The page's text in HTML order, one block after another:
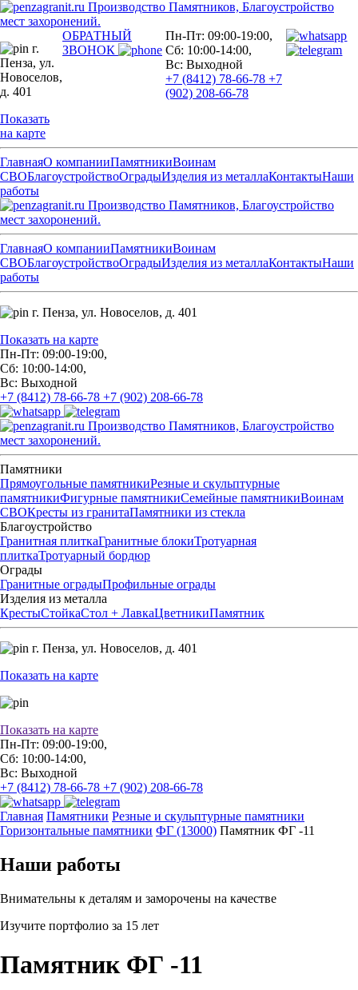
Производство Памятников, Благоустройство
мест захоронений.
г.
Пенза, ул.
Новоселов,
д. 401
Показать
на карте
ОБРАТНЫЙ
ЗВОНОК
Пн-Пт: 09:00-19:00,
Сб: 10:00-14:00,
Вс: Выходной
+7 (8412) 78-66-78 +7
(902) 208-66-78
ГлавнаяО компанииПамятникиВоинам
СВОБлагоустройствоОградыИзделия из металлаКонтактыНаши
работы
Производство Памятников, Благоустройство
мест захоронений.
ГлавнаяО компанииПамятникиВоинам
СВОБлагоустройствоОградыИзделия из металлаКонтактыНаши
работы
г. Пенза, ул. Новоселов, д. 401
Показать на карте
Пн-Пт: 09:00-19:00,
Сб: 10:00-14:00,
Вс: Выходной
+7 (8412) 78-66-78 +7 (902) 208-66-78
Производство Памятников, Благоустройство
мест захоронений.
Памятники
Прямоугольные памятникиРезные и скульптурные
памятникиФигурные памятникиСемейные памятникиВоинам
СВОКресты из гранитаПамятники из стекла
Благоустройство
Гранитная плиткаГранитные блокиТротуарная
плиткаТротуарный бордюр
Ограды
Гранитные оградыПрофильные ограды
Изделия из металла
КрестыСтойкаСтол + ЛавкаЦветникиПамятник
г. Пенза, ул. Новоселов, д. 401
Показать на карте
Показать на карте
Пн-Пт: 09:00-19:00,
Сб: 10:00-14:00,
Вс: Выходной
+7 (8412) 78-66-78 +7 (902) 208-66-78
Главная Памятники Резные и скульптурные памятники
Горизонтальные памятники ФГ (13000) Памятник ФГ -11
Наши работы
Внимательны к деталям и заморочены на качестве
Изучите портфолио за 15 лет
Памятник ФГ -11